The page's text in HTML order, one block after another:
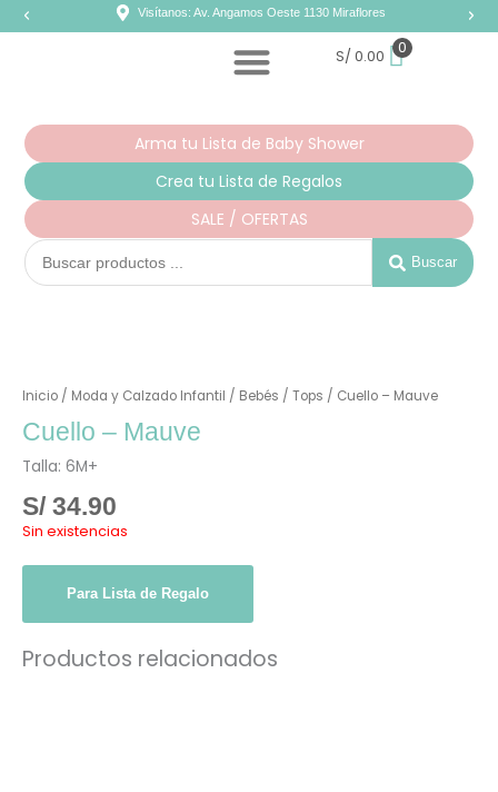
Visítanos: Av. Angamos Oeste 1130 Miraflores
S/ 0.00 0
Arma tu Lista de Baby Shower
Crea tu Lista de Regalos
SALE / OFERTAS
Search
Buscar
Inicio/ Moda y Calzado Infantil / Bebés / Tops / Cuello – Mauve
Cuello – Mauve
Talla: 6M+
S/34.90
Sin existencias
Para Lista de Regalo
Productos relacionados